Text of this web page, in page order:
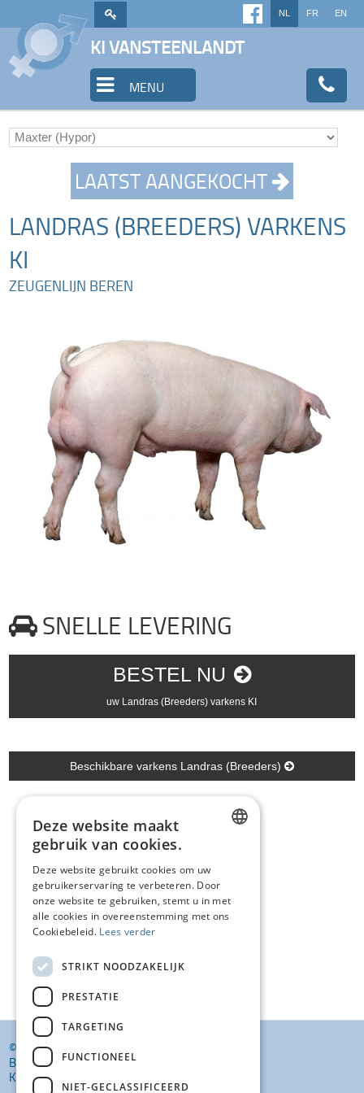
NL FR EN
KI VANSTEENLANDT
MENU
LAATST AANGEKOCHT
LANDRAS (BREEDERS) VARKENS
KI
ZEUGENLIJN BEREN
SNELLE LEVERING
BESTEL NU
uw Landras (Breeders) varkens KI
Beschikbare varkens Landras (Breeders)
© KI VANSTEENLANDT BV
BANKELINDEWEG 33
KROMBEKE (POPERINGE) 8972
FRENCH
ENGLISH
Deze website maakt
gebruik van cookies.
Deze website gebruikt cookies om uw
gebruikerservaring te verbeteren. Door
onze website te gebruiken, stemt u in met
alle cookies in overeenstemming met ons
Cookiebeleid. Lees verder
STRIKT NOODZAKELIJK
PRESTATIE
TARGETING
FUNCTIONEEL
NIET-GECLASSIFICEERD